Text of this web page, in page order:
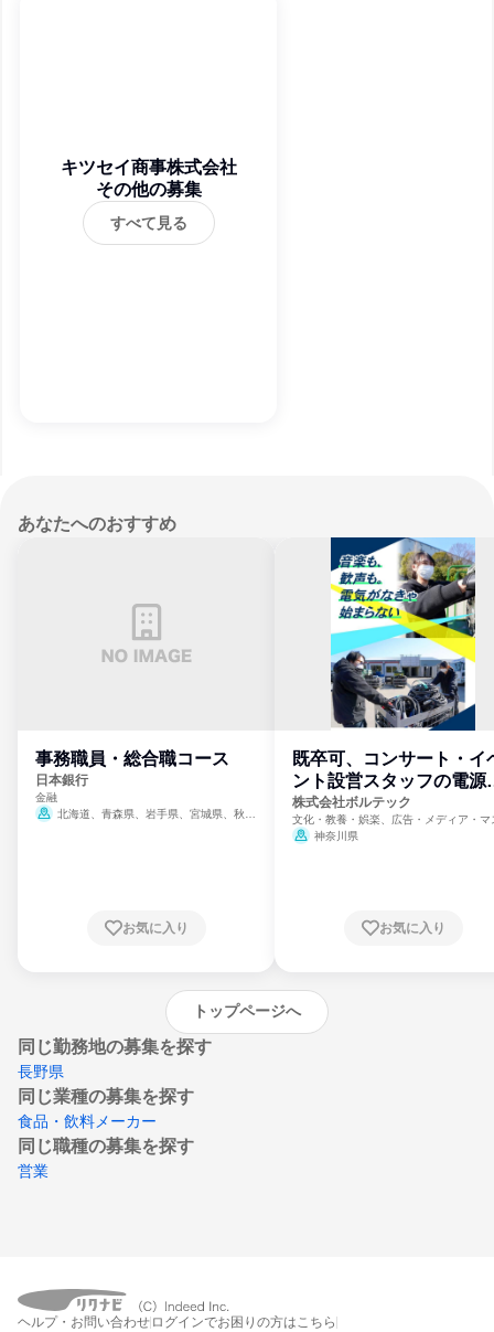
キツセイ商事株式会社
その他の募集
すべて見る
あなたへのおすすめ
事務職員・総合職コース
日本銀行
金融
北海道、青森県、岩手県、宮城県、秋田
崎県、熊本県、大分県、宮崎県、鹿児島県、
お気に入り
既卒可、コンサート・イ
ント設営スタッフの電源
門
株式会社ボルテック
文化・教養・娯楽、広告・メディア・マ
ミ、電力・ガス・水道・エネルギー
神奈川県
お気に入り
トップページへ
同じ勤務地の募集を探す
長野県
同じ業種の募集を探す
食品・飲料メーカー
同じ職種の募集を探す
営業
ヘルプ・お問い合わせ ログインでお困りの方はこちら